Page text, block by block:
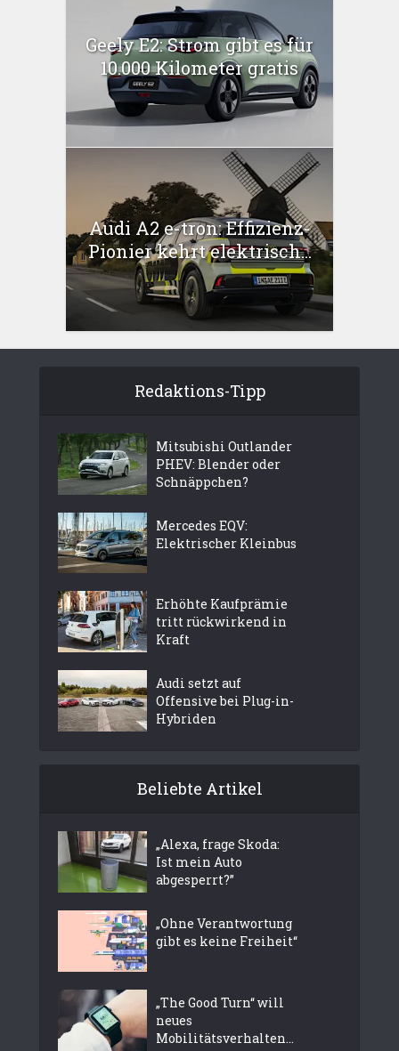
Geely E2: Strom gibt es für
10.000 Kilometer gratis
Audi A2 e-tron: Effizienz-
Pionier kehrt elektrisch...
Redaktions-Tipp
Mitsubishi Outlander
PHEV: Blender oder
Schnäppchen?
Mercedes EQV:
Elektrischer Kleinbus
Erhöhte Kaufprämie
tritt rückwirkend in
Kraft
Audi setzt auf
Offensive bei Plug-in-
Hybriden
Beliebte Artikel
„Alexa, frage Skoda:
Ist mein Auto
abgesperrt?”
„Ohne Verantwortung
gibt es keine Freiheit“
„The Good Turn“ will
neues
Mobilitätsverhalten...